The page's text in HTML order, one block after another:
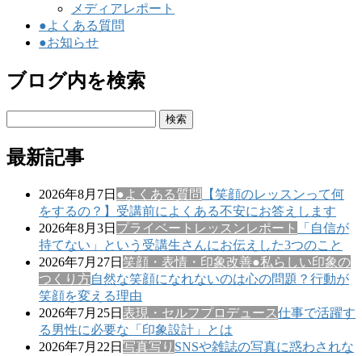
メディアレポート
●よくある質問
●お知らせ
ブログ内を検索
最新記事
2026年8月7日 ●よくある質問
【笑顔のレッスンって何
をするの？】受講前によくある不安にお答えします
2026年8月3日 プライベートレッスンレポート
「自信が
持てない」という受講生さんにお伝えした3つのこと
2026年7月27日 笑顔・表情・印象改善●私らしい印象の
つくり方自然な笑顔になれないのは心の問題？行動が
笑顔を変える理由
2026年7月25日 表現・セルフプロデュース仕事で活躍す
る男性に必要な「印象設計」とは
2026年7月22日 写真写り SNSや雑誌の写真に惑わされな